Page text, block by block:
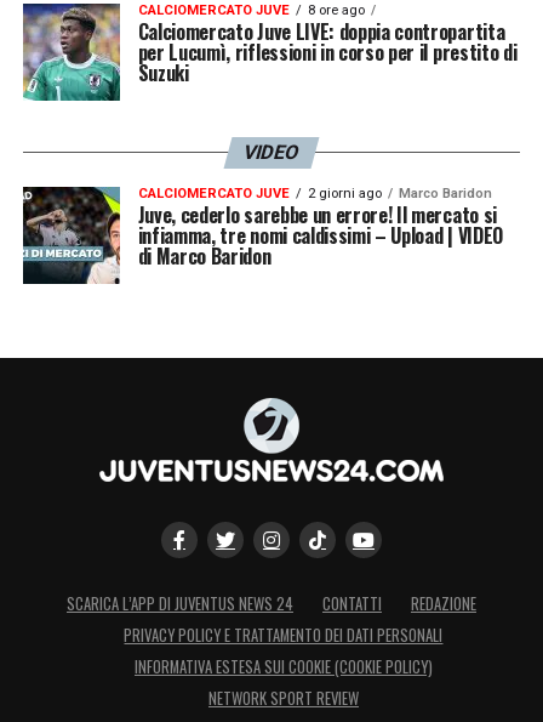
CALCIOMERCATO JUVE 8 ore ago
Calciomercato Juve LIVE: doppia contropartita
per Lucumì, riflessioni in corso per il prestito di
Suzuki
VIDEO
CALCIOMERCATO JUVE 2 giorni ago Marco Baridon
Juve, cederlo sarebbe un errore! Il mercato si
infiamma, tre nomi caldissimi – Upload | VIDEO
di Marco Baridon
SCARICA L’APP DI JUVENTUS NEWS 24 CONTATTI
REDAZIONE
PRIVACY POLICY E TRATTAMENTO DEI DATI PERSONALI
INFORMATIVA ESTESA SUI COOKIE (COOKIE POLICY)
NETWORK SPORT REVIEW